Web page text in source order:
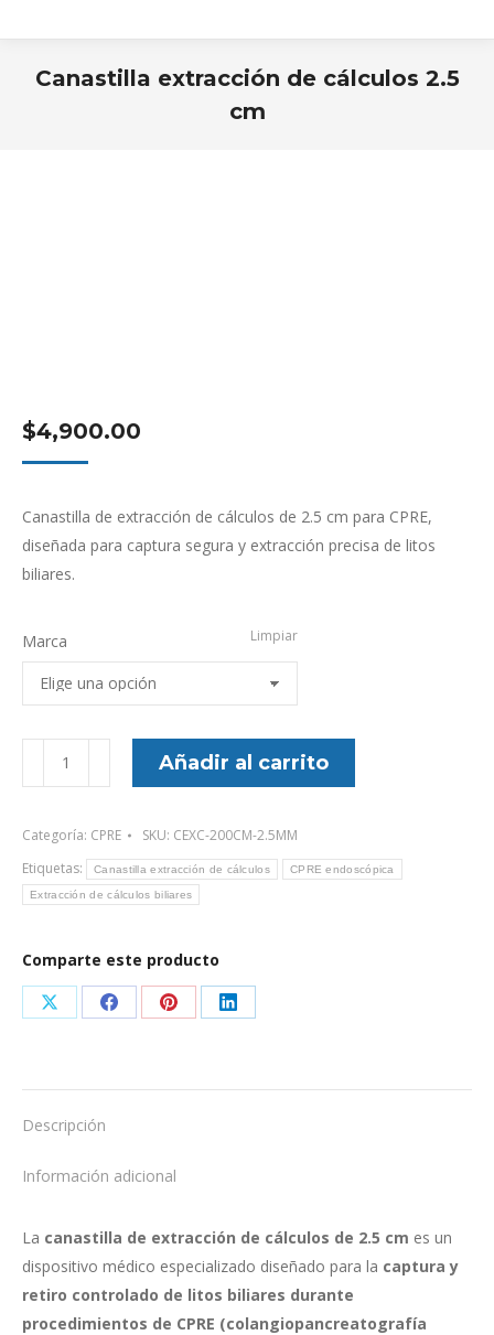
Canastilla extracción de cálculos 2.5
cm
$4,900.00
Canastilla de extracción de cálculos de 2.5 cm para CPRE,
diseñada para captura segura y extracción precisa de litos
biliares.
Marca Limpiar
cálculos
2.5
cm
Añadir al carrito
Categoría: CPRE SKU: CEXC-200CM-2.5MM
Etiquetas:
Canastilla extracción de cálculos CPRE endoscópica
Extracción de cálculos biliares
Comparte este producto
Share
X
Share
Facebook
Share
Pinterest
Share
LinkedIn
Descripción
Información adicional
La canastilla de extracción de cálculos de 2.5 cm es un
dispositivo médico especializado diseñado para la captura y
retiro controlado de litos biliares durante
procedimientos de CPRE (colangiopancreatografía